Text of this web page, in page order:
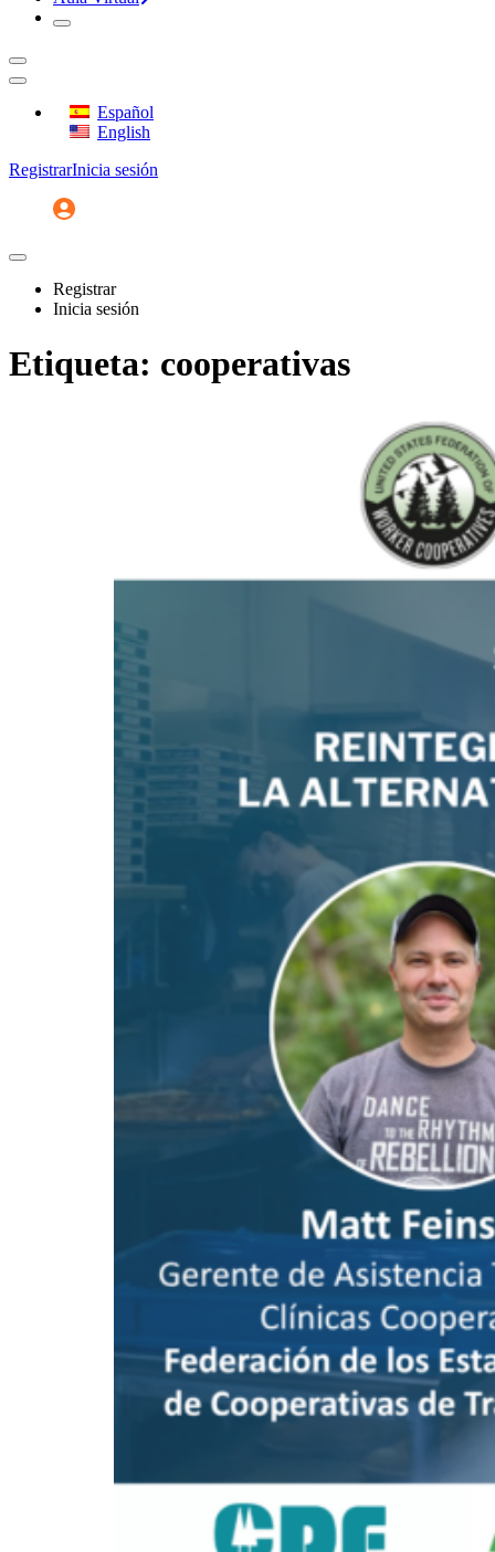
Español
English
RegistrarInicia sesión
Registrar
Inicia sesión
Etiqueta: cooperativas